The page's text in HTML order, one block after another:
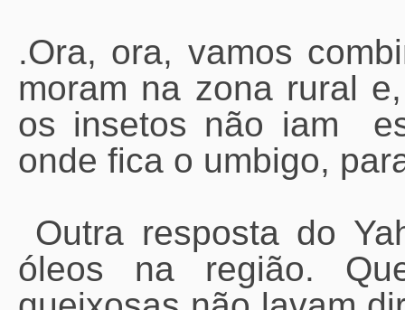
.Ora, ora, vamos
moram na zona rural
os insetos não iam
onde fica o umbigo,
Outra resposta do
óleos na região.